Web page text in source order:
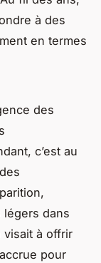
à des
en termes
des
c’est au
légers dans
visait à offrir
pour